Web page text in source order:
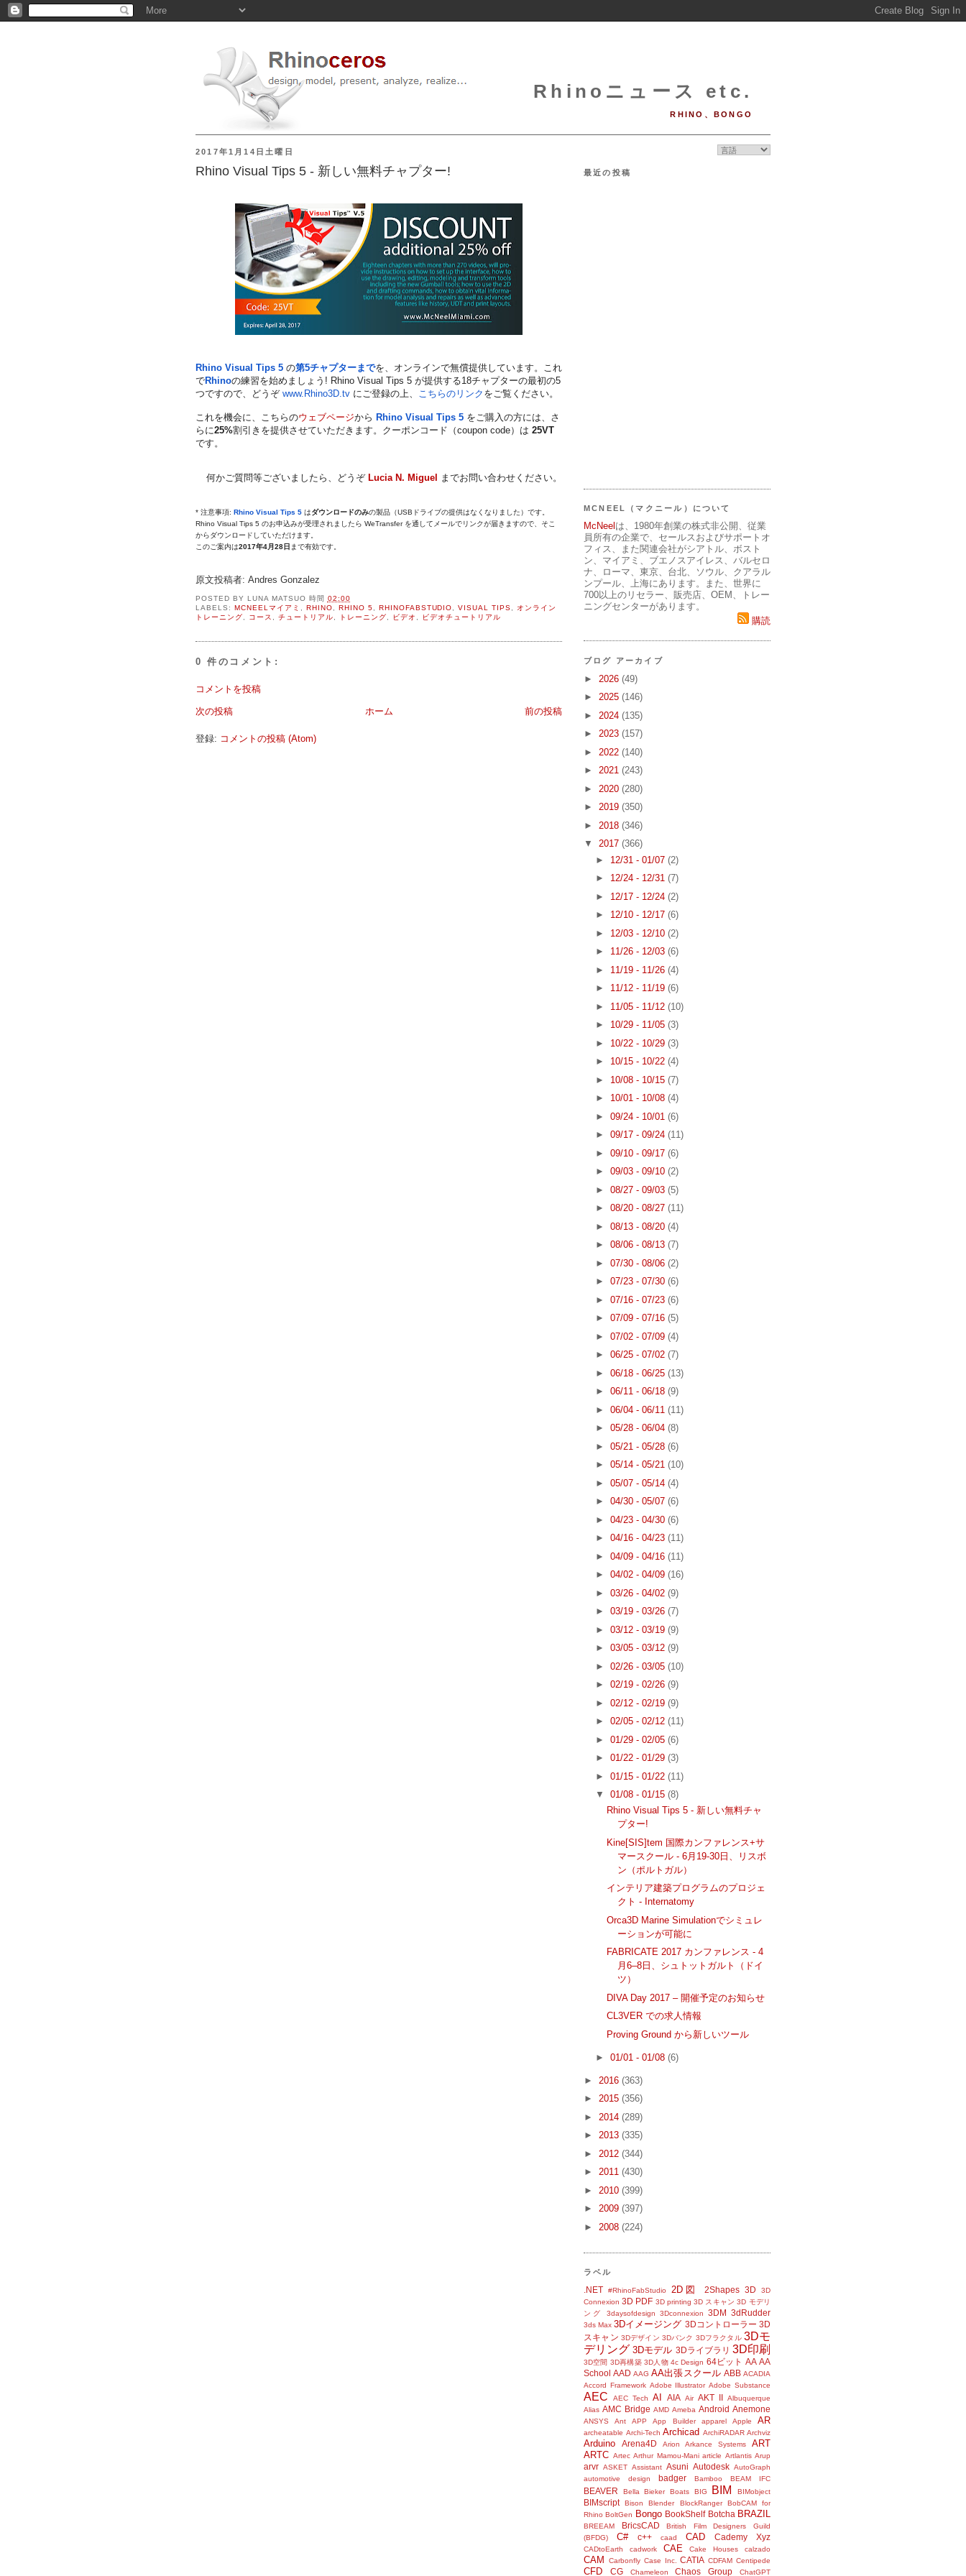
Rhinoニュース etc.
RHINO、BONGO
2017年1月14日土曜日
Rhino Visual Tips 5 - 新しい無料チャプター!
Rhino Visual Tips 5 の第5チャプターまでを、オンラインで無償提供しています。これ
でRhinoの練習を始めましょう! Rhino Visual Tips 5 が提供する18チャプターの最初の5
つですので、 どうぞ www.Rhino3D.tv にご登録の上、 こちらのリンク をご覧ください。
これを機会に、 こちらのウェブページから Rhino Visual Tips 5 をご購入の方には、さ
らに25%割引きを提供させていただきます。 クーポンコード（coupon code）は 25VT
です。
何かご質問等ございましたら、どうぞ Lucia N. Miguel までお問い合わせください。
* 注意事項: Rhino Visual Tips 5 はダウンロードのみの製品（USBドライブの提供はなくなりました） です。
Rhino Visual Tips 5 のお申込みが受理されましたら WeTransfer を通してメールでリンクが届きますので、そこ
からダウンロードしていただけます。
このご案内は2017年4月28日 まで有効です。
原文投稿者: Andres Gonzalez
POSTED BY LUNA MATSUO 時間 02:00
LABELS: MCNEELマイアミ RHINO RHINO 5 RHINOFABSTUDIO ,VISUAL TIPS
オンライン
トレーニング
コース チュートリアル トレーニング ビデオ ビデオチュートリアル
0 件のコメント:
コメントを投稿
次の投稿 前の投稿
ホーム
登録: コメントの投稿 (Atom)
最近の投稿
MCNEEL（マクニール）について
McNeelは、1980年創業の株式非公開、従業
員所有の企業で、セールスおよびサポートオ
フィス、また関連会社がシアトル、ボスト
ン、マイアミ、ブエノスアイレス、バルセロ
ナ、ローマ、東京、台北、ソウル、クアラル
ンプール、上海にあります。また、世界に
700以上のリセラー、販売店、OEM、トレー
ニングセンターがあります。
購読
ブログ アーカイブ
► 2026 (49)
► 2025 (146)
► 2024 (135)
► 2023 (157)
► 2022 (140)
► 2021 (243)
► 2020 (280)
► 2019 (350)
► 2018 (346)
▼ 2017 (366)
► 12/31 - 01/07 (2)
► 12/24 - 12/31 (7)
► 12/17 - 12/24 (2)
► 12/10 - 12/17 (6)
► 12/03 - 12/10 (2)
► 11/26 - 12/03 (6)
► 11/19 - 11/26 (4)
► 11/12 - 11/19 (6)
► 11/05 - 11/12 (10)
► 10/29 - 11/05 (3)
► 10/22 - 10/29 (3)
► 10/15 - 10/22 (4)
► 10/08 - 10/15 (7)
► 10/01 - 10/08 (4)
► 09/24 - 10/01 (6)
► 09/17 - 09/24 (11)
► 09/10 - 09/17 (6)
► 09/03 - 09/10 (2)
► 08/27 - 09/03 (5)
► 08/20 - 08/27 (11)
► 08/13 - 08/20 (4)
► 08/06 - 08/13 (7)
► 07/30 - 08/06 (2)
► 07/23 - 07/30 (6)
► 07/16 - 07/23 (6)
► 07/09 - 07/16 (5)
► 07/02 - 07/09 (4)
► 06/25 - 07/02 (7)
► 06/18 - 06/25 (13)
► 06/11 - 06/18 (9)
► 06/04 - 06/11 (11)
► 05/28 - 06/04 (8)
► 05/21 - 05/28 (6)
► 05/14 - 05/21 (10)
► 05/07 - 05/14 (4)
► 04/30 - 05/07 (6)
► 04/23 - 04/30 (6)
► 04/16 - 04/23 (11)
► 04/09 - 04/16 (11)
► 04/02 - 04/09 (16)
► 03/26 - 04/02 (9)
► 03/19 - 03/26 (7)
► 03/12 - 03/19 (9)
► 03/05 - 03/12 (9)
► 02/26 - 03/05 (10)
► 02/19 - 02/26 (9)
► 02/12 - 02/19 (9)
► 02/05 - 02/12 (11)
► 01/29 - 02/05 (6)
► 01/22 - 01/29 (3)
► 01/15 - 01/22 (11)
▼ 01/08 - 01/15 (8)
Rhino Visual Tips 5 - 新しい無料チャ
プター!
Kine[SIS]tem 国際カンファレンス+サ
マースクール - 6月19-30日、リスボ
ン（ポルトガル）
インテリア建築プログラムのプロジェ
クト - Internatomy
Orca3D Marine Simulationでシミュレ
ーションが可能に
FABRICATE 2017 カンファレンス - 4
月6–8日、シュトットガルト（ドイ
ツ）
DIVA Day 2017 – 開催予定のお知らせ
CL3VER での求人情報
Proving Ground から新しいツール
► 01/01 - 01/08 (6)
► 2016 (363)
► 2015 (356)
► 2014 (289)
► 2013 (335)
► 2012 (344)
► 2011 (430)
► 2010 (399)
► 2009 (397)
► 2008 (224)
ラベル
.NET #RhinoFabStudio 2D図 2Shapes 3D
3D
Connexion 3D PDF 3D printing 3D スキャン 3D モデリ
ング
3daysofdesign 3Dconnexion 3DM 3dRudder
3ds Max 3Dイメージング 3Dコントローラー 3D
スキャン 3Dデザイン 3Dバンク 3Dフラクタル 3Dモ
デリング 3Dモデル 3Dライブラリ 3D印刷
3D空間 3D再構築 3D人物 4c Design 64ビット AA AA
School AAD AAG AA出張スクール ABB ACADIA
Accord Framework Adobe Illustrator Adobe Substance
AEC AEC Tech AI AIA Air AKT II Albuquerque
Alias AMC Bridge AMD Ameba Android Anemone
ANSYS Ant APP App Builder apparel Apple AR
archeatable Archi-Tech Archicad ArchiRADAR Archviz
Arduino Arena4D Arion Arkance Systems
ART
ARTC Artec Arthur Mamou-Mani article Artlantis Arup
arvr ASKET Assistant Asuni Autodesk AutoGraph
automotive design
badger Bamboo BEAM IFC
BEAVER Bella Bieker Boats BIG BIM BIMobject
BIMscript Bison Blender BlockRanger
BobCAM for
Rhino BoltGen Bongo BookShelf Botcha BRAZIL
BREEAM BricsCAD
British Film Designers Guild
(BFDG)
C# c++ caad CAD Cademy Xyz
CADtoEarth cadwork CAE Cake Houses calzado
CAM Carbonfly Case Inc. CATIA CDFAM Centipede
CFD CG Chameleon Chaos Group ChatGPT